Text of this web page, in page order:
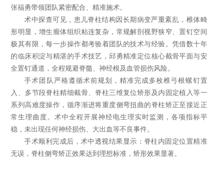
张福勇带领团队紧密配合、精准施术。
术中探查可见，患儿脊柱结构因长期病变严重紊乱，椎体畸
形明显，增生瘤体组织粘连复杂，常规解剖视野狭窄、置钉空间
极其有限，每一步操作都考验着团队的技术与经验。凭借数十年
的临床积淀与精湛的手术技艺，邱勇精准定位核心截骨平面与安
全置钉通道，全程规避脊髓、神经根及血管损伤风险。
手术团队严格遵循术前规划，精准完成多枚椎弓根螺钉置
入、多节段脊柱精细截骨、脊柱三维复位矫形及内固定植入等一
系列高难度操作，循序渐进将重度侧弯扭曲的脊柱矫正至接近正
常生理曲度。术中全程开展神经电生理实时监测，各项指标平
稳，未出现任何神经损伤、大出血等不良事件。
手术顺利完成后，术中透视结果显示：脊柱内固定位置精准
无误，脊柱侧弯矫正效果达到理想标准，矫形效果显著。